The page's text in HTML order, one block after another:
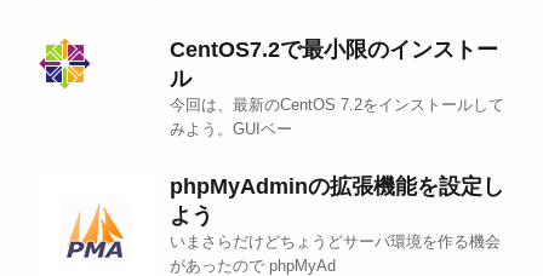
CentOS7.2で最小限のインストー
ル
今回は、最新のCentOS 7.2をインストールして
みよう。GUIベー
phpMyAdminの拡張機能を設定し
よう
いまさらだけどちょうどサーバ環境を作る機会
があったので phpMyAd